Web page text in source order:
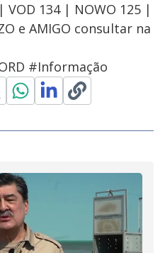
VOD 134 | NOWO 125 |
e AMIGO consultar na
#Informação